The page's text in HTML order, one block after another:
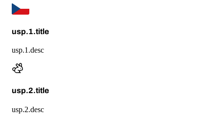
usp.1.title
usp.1.desc
usp.2.title
usp.2.desc